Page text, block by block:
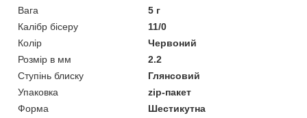
Вага
5 г
Калібр бісеру
11/0
Колір
Червоний
Розмір в мм
2.2
Ступінь блиску
Глянсовий
Упаковка
zip-пакет
Форма
Шестикутна